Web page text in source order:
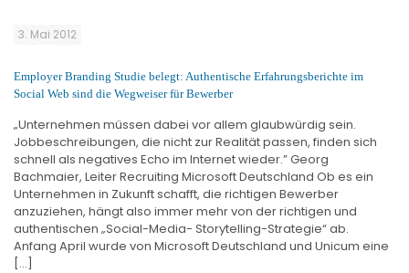
3. Mai 2012
Employer Branding Studie belegt: Authentische Erfahrungsberichte im
Social Web sind die Wegweiser für Bewerber
„Unternehmen müssen dabei vor allem glaubwürdig sein.
Jobbeschreibungen, die nicht zur Realität passen, finden sich
schnell als negatives Echo im Internet wieder.” Georg
Bachmaier, Leiter Recruiting Microsoft Deutschland Ob es ein
Unternehmen in Zukunft schafft, die richtigen Bewerber
anzuziehen, hängt also immer mehr von der richtigen und
authentischen „Social-Media- Storytelling-Strategie“ ab.
Anfang April wurde von Microsoft Deutschland und Unicum eine
[…]